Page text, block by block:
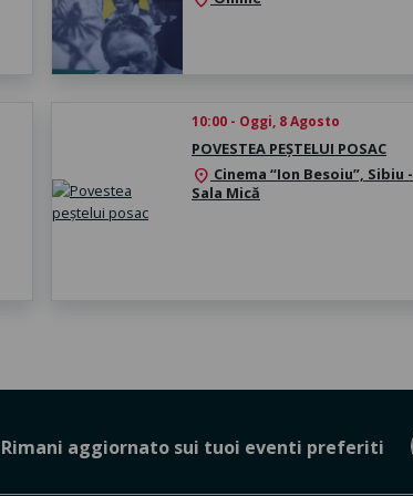
10:00 - Oggi, 8 Agosto
POVESTEA PEȘTELUI POSAC
location_on Cinema “Ion Besoiu”, Sibiu -
Sala Mică
Rimani aggiornato sui tuoi eventi preferiti